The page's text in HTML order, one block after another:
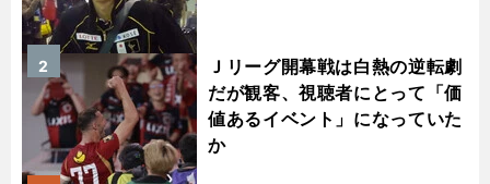
Ｊリーグ開幕戦は白熱の逆転劇
だが観客、視聴者にとって「価
値あるイベント」になっていた
か
2